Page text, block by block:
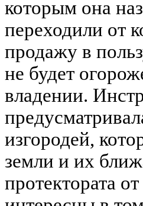
которым она
переходили от
продажу в
не будет
владении.
изгородей,
земли и их
протектората